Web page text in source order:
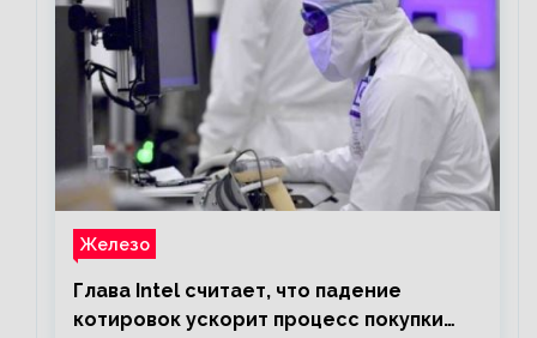
Железо
Глава Intel считает, что падение
котировок ускорит процесс покупки